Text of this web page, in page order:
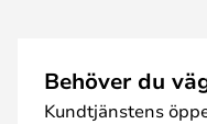
Behöver du
Kundtjänstens